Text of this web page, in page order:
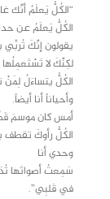
“الكُلُّ يَعلَمُ أنَّك
الكُلُّ يَعلَمُ عن
يقولون إنَّكَ تُربِّي
لكِنَّكَ لا تَسْتَعمِلُها
الكُلُّ يتساءَلُ لِمَنْ
وأحياناً أنا أيضاً.
أمس كان موسمَ
الكُلُّ رأوكَ تقطف
وحدي أنا
سَمِعتُ أصواتَها
في قَلبِي”.